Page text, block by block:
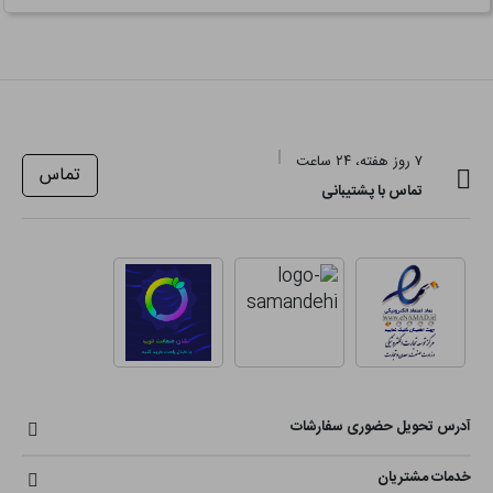
۷ روز هفته، ۲۴ ساعت
تماس با پشتیبانی
تماس
آدرس تحویل حضوری سفارشات
خدمات مشتریان